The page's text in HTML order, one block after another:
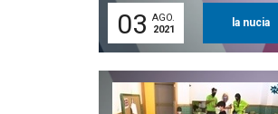
03 AGO.
2021
la nucia